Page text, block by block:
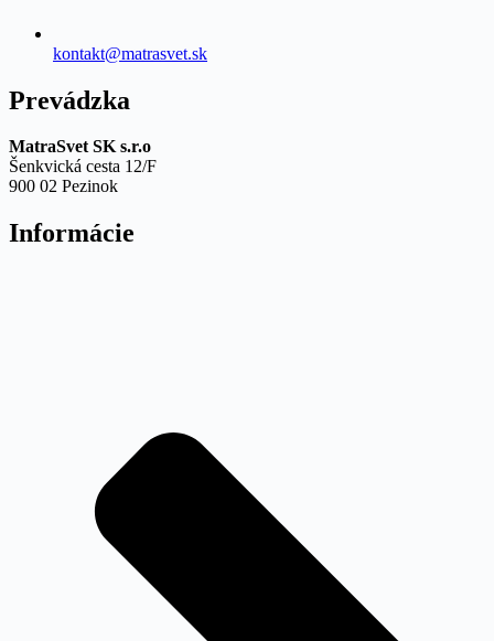
kontakt@matrasvet.sk
Prevádzka
MatraSvet SK s.r.o
Šenkvická cesta 12/F
900 02 Pezinok
Informácie